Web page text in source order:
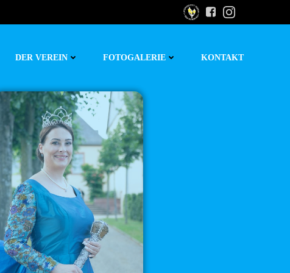
DER VEREIN FOTOGALERIE KONTAKT